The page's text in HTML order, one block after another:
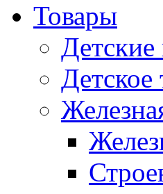
Товары
Детское